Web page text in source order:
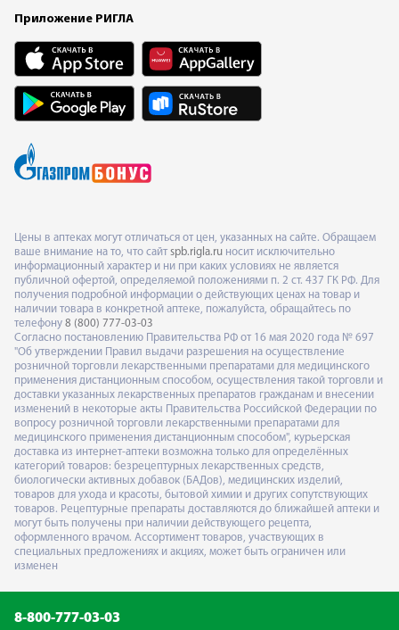
Приложение РИГЛА
Цены в аптеках могут отличаться от цен, указанных на сайте. Обращаем
ваше внимание на то, что сайт spb.rigla.ru носит исключительно
информационный характер и ни при каких условиях не является
публичной офертой, определяемой положениями п. 2 ст. 437 ГК РФ. Для
получения подробной информации о действующих ценах на товар и
наличии товара в конкретной аптеке, пожалуйста, обращайтесь по
телефону 8 (800) 777-03-03
Согласно постановлению Правительства РФ от 16 мая 2020 года № 697
"Об утверждении Правил выдачи разрешения на осуществление
розничной торговли лекарственными препаратами для медицинского
применения дистанционным способом, осуществления такой торговли и
доставки указанных лекарственных препаратов гражданам и внесении
изменений в некоторые акты Правительства Российской Федерации по
вопросу розничной торговли лекарственными препаратами для
медицинского применения дистанционным способом", курьерская
доставка из интернет-аптеки возможна только для определённых
категорий товаров: безрецептурных лекарственных средств,
биологически активных добавок (БАДов), медицинских изделий,
товаров для ухода и красоты, бытовой химии и других сопутствующих
товаров. Рецептурные препараты доставляются до ближайшей аптеки и
могут быть получены при наличии действующего рецепта,
оформленного врачом. Ассортимент товаров, участвующих в
специальных предложениях и акциях, может быть ограничен или
изменен
8-800-777-03-03